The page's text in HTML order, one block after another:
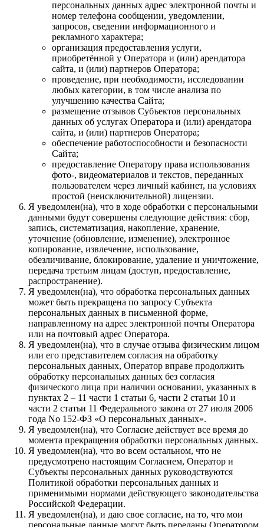
персональных данных адрес электронной почты и
номер телефона сообщении, уведомлении,
запросов, сведении информационного и
рекламного характера;
организация предоставления услуги,
приобретённой у Оператора и (или) арендатора
сайта, и (или) партнеров Оператора;
проведение, при необходимости, исследовании
любых категории, в том числе анализа по
улучшению качества Сайта;
размещение отзывов Субъектов персональных
данных об услугах Оператора и (или) арендатора
сайта, и (или) партнеров Оператора;
обеспечение работоспособности и безопасности
Сайта;
предоставление Оператору права использования
фото-, видеоматериалов и текстов, переданных
пользователем через личный кабинет, на условиях
простой (неисключительной) лицензии.
Я уведомлен(на), что в ходе обработки с персональными
данными будут совершены следующие действия: сбор,
запись, систематизация, накопление, хранение,
уточнение (обновление, изменение), электронное
копирование, извлечение, использование,
обезличивание, блокирование, удаление и уничтожение,
передача третьим лицам (доступ, предоставление,
распространение).
Я уведомлен(на), что обработка персональных данных
может быть прекращена по запросу Субъекта
персональных данных в письменной форме,
направленному на адрес электронной почты Оператора
или на почтовый адрес Оператора.
Я уведомлен(на), что в случае отзыва физическим лицом
или его представителем согласия на обработку
персональных данных, Оператор вправе продолжить
обработку персональных данных без согласия
физического лица при наличии основании, указанных в
пунктах 2 – 11 части 1 статьи 6, части 2 статьи 10 и
части 2 статьи 11 Федерального закона от 27 июля 2006
года No 152-ФЗ «О персональных данных».
Я уведомлен(на), что Согласие действует все время до
момента прекращения обработки персональных данных.
Я уведомлен(на), что во всем остальном, что не
предусмотрено настоящим Согласием, Оператор и
Субъекты персональных данных руководствуются
Политикой обработки персональных данных и
применимыми нормами действующего законодательства
Российской Федерации.
Я уведомлен(на), и даю свое согласие, на то, что мои
персональные данные могут быть переданы Оператором